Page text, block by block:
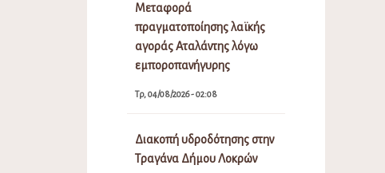
Μεταφορά
πραγματοποίησης λαϊκής
αγοράς Αταλάντης λόγω
εμποροπανήγυρης
Τρ, 04/08/2026 - 02:08
Διακοπή υδροδότησης στην
Τραγάνα Δήμου Λοκρών